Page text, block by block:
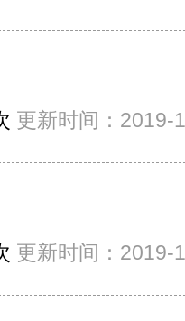
更新时间：2019-
更新时间：2019-